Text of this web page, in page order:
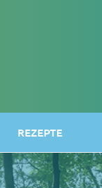
REZEPTE